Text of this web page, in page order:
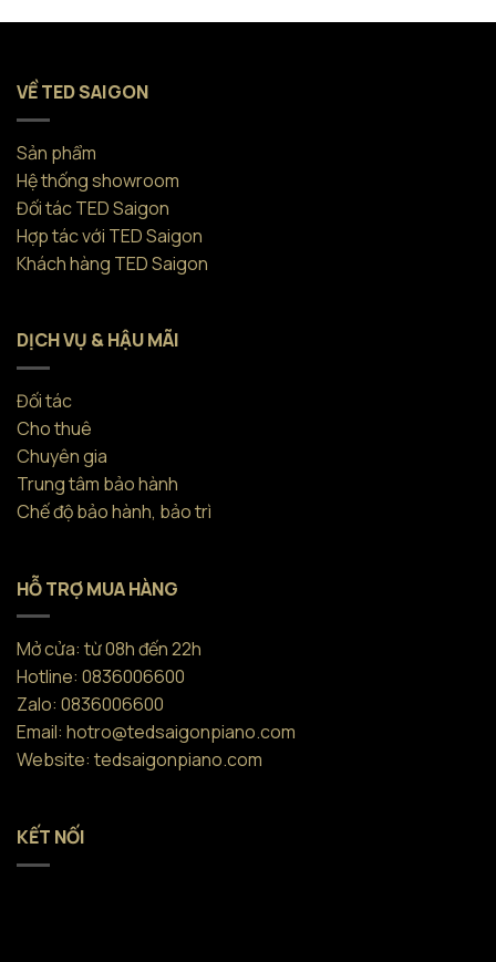
VỀ TED SAIGON
Sản phẩm
Hệ thống showroom
Đối tác TED Saigon
Hợp tác với TED Saigon
Khách hàng TED Saigon
DỊCH VỤ & HẬU MÃI
Đối tác
Cho thuê
Chuyên gia
Trung tâm bảo hành
Chế độ bảo hành, bảo trì
HỖ TRỢ MUA HÀNG
Mở cửa: từ 08h đến 22h
Hotline: 0836006600
Zalo: 0836006600
Email: hotro@tedsaigonpiano.com
Website: tedsaigonpiano.com
KẾT NỐI